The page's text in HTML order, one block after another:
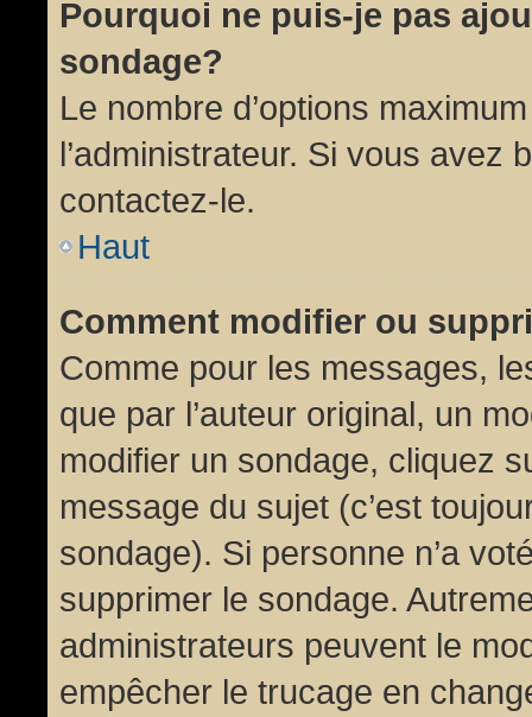
Pourquoi ne puis-je pas
sondage?
Le nombre d’options
l’administrateur. Si vous avez
contactez-le.
Haut
Comment modifier ou
Comme pour les messages,
que par l’auteur original, un
modifier un sondage, cliquez
message du sujet (c’est
sondage). Si personne n’a
supprimer le sondage.
administrateurs peuvent le
empêcher le trucage en